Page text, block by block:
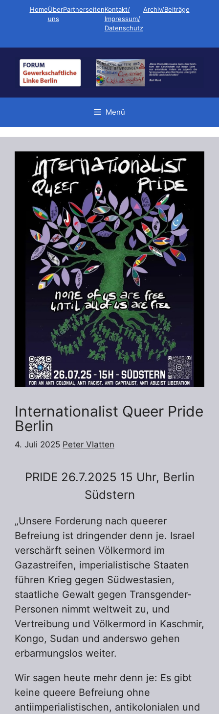
HomeÜber
uns
PartnerseitenKontakt/
Impressum/
Datenschutz
Archiv/Beiträge
Menü
Internationalist Queer Pride
Berlin
4. Juli 2025 Peter Vlatten
PRIDE 26.7.2025 15 Uhr, Berlin
Südstern
„Unsere Forderung nach queerer
Befreiung ist dringender denn je. Israel
verschärft seinen Völkermord im
Gazastreifen, imperialistische Staaten
führen Krieg gegen Südwestasien,
staatliche Gewalt gegen Transgender-
Personen nimmt weltweit zu, und
Vertreibung und Völkermord in Kaschmir,
Kongo, Sudan und anderswo gehen
erbarmungslos weiter.
Wir sagen heute mehr denn je: Es gibt
keine queere Befreiung ohne
antiimperialistischen, antikolonialen und